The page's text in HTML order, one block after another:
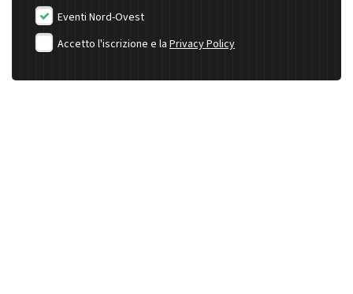
Eventi Nord-Ovest
Accetto l'iscrizione e la Privacy Policy